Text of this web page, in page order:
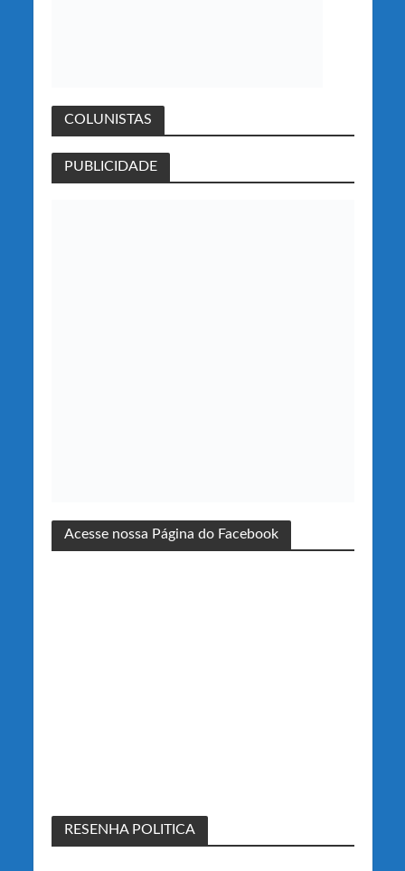
COLUNISTAS
PUBLICIDADE
Acesse nossa Página do Facebook
RESENHA POLITICA